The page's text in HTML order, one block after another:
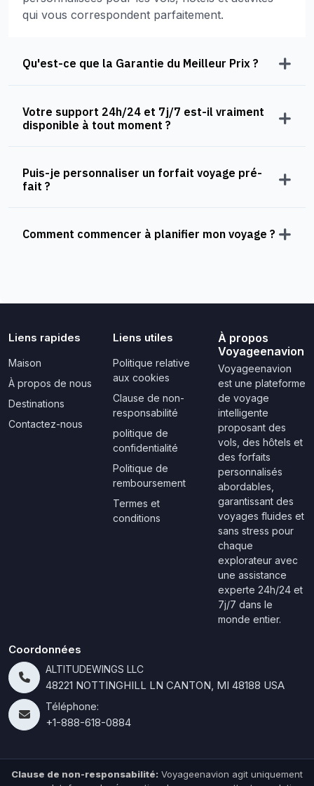
qui vous correspondent parfaitement.
Qu'est-ce que la Garantie du Meilleur Prix ?
Votre support 24h/24 et 7j/7 est-il vraiment
disponible à tout moment ?
Puis-je personnaliser un forfait voyage pré-
fait ?
Comment commencer à planifier mon voyage ?
Liens rapides
Maison
À propos de nous
Destinations
Contactez-nous
Liens utiles
Politique relative
aux cookies
Clause de non-
responsabilité
politique de
confidentialité
Politique de
remboursement
Termes et
conditions
À propos
Voyageenavion
Voyageenavion
est une plateforme
de voyage
intelligente
proposant des
vols, des hôtels et
des forfaits
personnalisés
abordables,
garantissant des
voyages fluides et
sans stress pour
chaque
explorateur avec
une assistance
experte 24h/24 et
7j/7 dans le
monde entier.
Coordonnées
ALTITUDEWINGS LLC
48221 NOTTINGHILL LN CANTON, MI 48188 USA
Téléphone:
+1-888-618-0884
Clause de non-responsabilité: Voyageenavion agit uniquement